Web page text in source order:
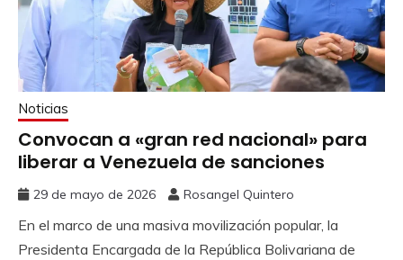
Noticias
Convocan a «gran red nacional» para
liberar a Venezuela de sanciones
29 de mayo de 2026 Rosangel Quintero
En el marco de una masiva movilización popular, la
Presidenta Encargada de la República Bolivariana de